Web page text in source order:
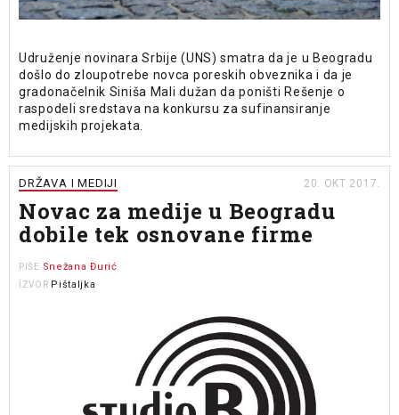
Udruženje novinara Srbije (UNS) smatra da je u Beogradu
došlo do zloupotrebe novca poreskih obveznika i da je
gradonačelnik Siniša Mali dužan da poništi Rešenje o
raspodeli sredstava na konkursu za sufinansiranje
medijskih projekata.
DRŽAVA I MEDIJI 20. OKT 2017.
Novac za medije u Beogradu
dobile tek osnovane firme
PIŠE Snežana Đurić
IZVOR Pištaljka